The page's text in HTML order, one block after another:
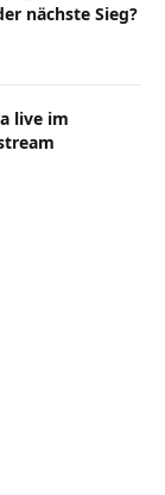
nächste Sieg?
live im